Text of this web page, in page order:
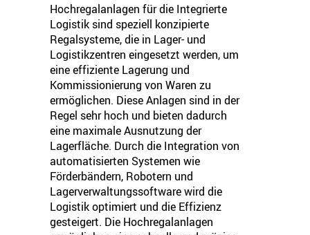
Hochregalanlagen für die Integrierte
Logistik sind speziell konzipierte
Regalsysteme, die in Lager- und
Logistikzentren eingesetzt werden, um
eine effiziente Lagerung und
Kommissionierung von Waren zu
ermöglichen. Diese Anlagen sind in der
Regel sehr hoch und bieten dadurch
eine maximale Ausnutzung der
Lagerfläche. Durch die Integration von
automatisierten Systemen wie
Förderbändern, Robotern und
Lagerverwaltungssoftware wird die
Logistik optimiert und die Effizienz
gesteigert. Die Hochregalanlagen